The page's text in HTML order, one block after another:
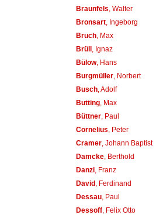
Braunfels , Walter
Bronsart, Ingeborg
Bruch, Max
Brüll, Ignaz
Bülow, Hans
Burgmüller, Norbert
Busch, Adolf
Butting, Max
Büttner, Paul
Cornelius , Peter
Cramer, Johann Baptist
Damcke, Berthold
Danzi, Franz
David, Ferdinand
Dessau, Paul
Dessoff, Felix Otto